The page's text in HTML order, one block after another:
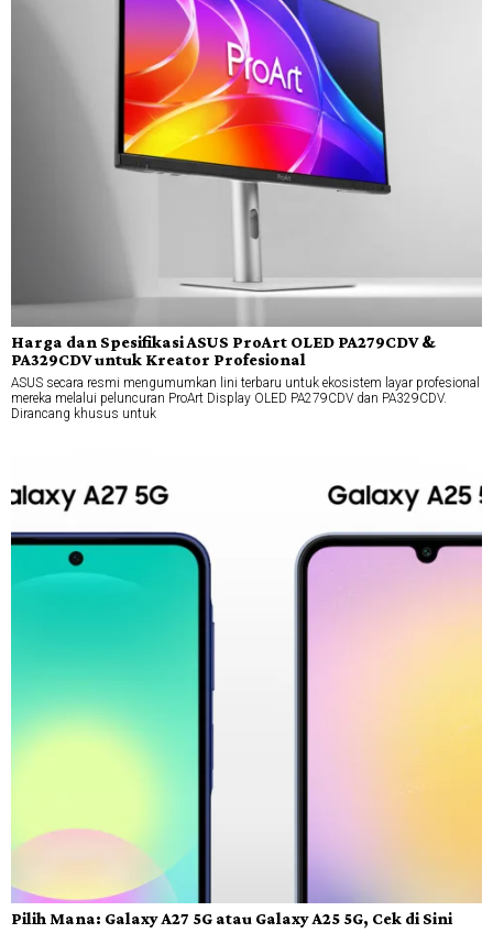
Harga dan Spesifikasi ASUS ProArt OLED PA279CDV &
PA329CDV untuk Kreator Profesional
ASUS secara resmi mengumumkan lini terbaru untuk ekosistem layar profesional
mereka melalui peluncuran ProArt Display OLED PA279CDV dan PA329CDV.
Dirancang khusus untuk
Pilih Mana: Galaxy A27 5G atau Galaxy A25 5G, Cek di Sini